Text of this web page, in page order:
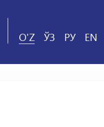
O'Z ЎЗ РУ EN